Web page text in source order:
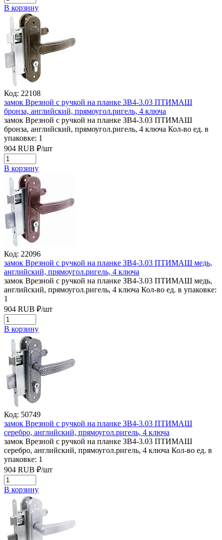
В корзину
Код: 22108
замок Врезной с ручкой на планке ЗВ4-3.03 ПТИМАШ
бронза, английский, прямоугол.ригель, 4 ключа
замок Врезной с ручкой на планке ЗВ4-3.03 ПТИМАШ
бронза, английский, прямоугол.ригель, 4 ключа Кол-во ед. в
упаковке: 1
904 RUB ₽/шт
В корзину
Код: 22096
замок Врезной с ручкой на планке ЗВ4-3.03 ПТИМАШ медь,
английский, прямоугол.ригель, 4 ключа
замок Врезной с ручкой на планке ЗВ4-3.03 ПТИМАШ медь,
английский, прямоугол.ригель, 4 ключа Кол-во ед. в упаковке:
1
904 RUB ₽/шт
В корзину
Код: 50749
замок Врезной с ручкой на планке ЗВ4-3.03 ПТИМАШ
серебро, английский, прямоугол.ригель, 4 ключа
замок Врезной с ручкой на планке ЗВ4-3.03 ПТИМАШ
серебро, английский, прямоугол.ригель, 4 ключа Кол-во ед. в
упаковке: 1
904 RUB ₽/шт
В корзину